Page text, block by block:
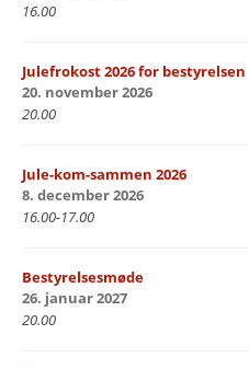
16.00
Julefrokost 2026 for bestyrelsen
20. november 2026
20.00
Jule-kom-sammen 2026
8. december 2026
16.00-17.00
Bestyrelsesmøde
26. januar 2027
20.00